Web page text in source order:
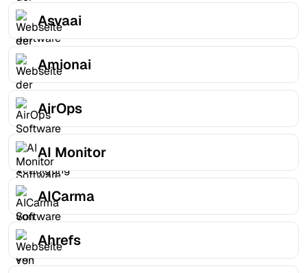
Asvaai
Amionai
AirOps
AI Monitor
AICarma
Ahrefs